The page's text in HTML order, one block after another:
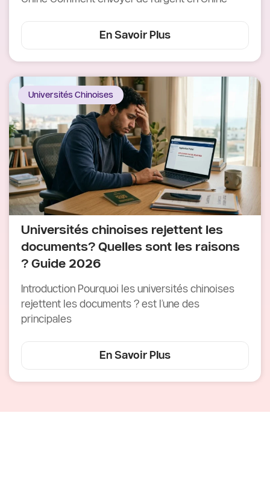
En Savoir Plus
Universités Chinoises
Universités chinoises rejettent les
documents? Quelles sont les raisons
? Guide 2026
Introduction Pourquoi les universités chinoises
rejettent les documents ? est l’une des
principales
En Savoir Plus